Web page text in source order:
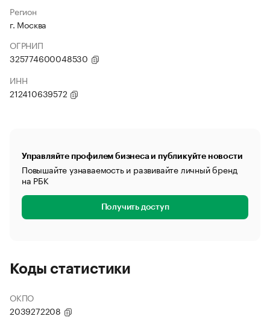
Регион
г. Москва
ОГРНИП
325774600048530
ИНН
212410639572
Управляйте профилем бизнеса и публикуйте новости
Повышайте узнаваемость и развивайте личный бренд
на РБК
Получить доступ
Коды статистики
ОКПО
2039272208